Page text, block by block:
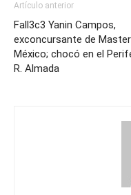
Artículo anterior
Fall3c3 Yanin Campos,
exconcursante de
México; chocó en el
R. Almada